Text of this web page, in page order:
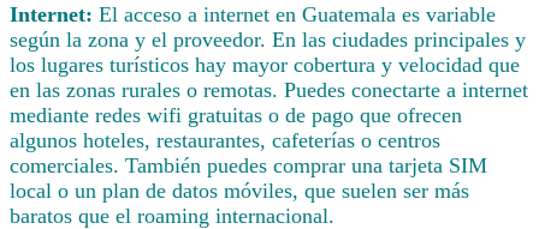
Internet: El acceso a internet en Guatemala es variable
según la zona y el proveedor. En las ciudades principales y
los lugares turísticos hay mayor cobertura y velocidad que
en las zonas rurales o remotas. Puedes conectarte a internet
mediante redes wifi gratuitas o de pago que ofrecen
algunos hoteles, restaurantes, cafeterías o centros
comerciales. También puedes comprar una tarjeta SIM
local o un plan de datos móviles, que suelen ser más
baratos que el roaming internacional.